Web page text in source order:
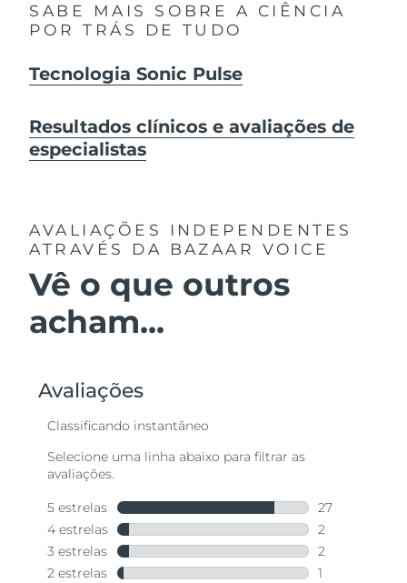
SABE MAIS SOBRE A CIÊNCIA
POR TRÁS DE TUDO
Tecnologia Sonic Pulse
Resultados clínicos e avaliações de
especialistas
AVALIAÇÕES INDEPENDENTES
ATRAVÉS DA BAZAAR VOICE
Vê o que outros
acham...